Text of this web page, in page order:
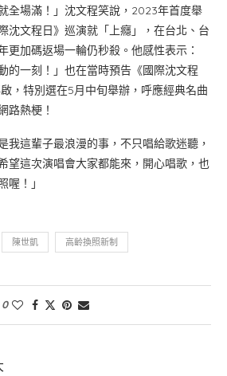
全場滿！」沈文程笑說，2023年首度舉
沈文程日》巡演就「上癮」，在台北、台
更加碼返場一輪仍秒殺。他感性表示：
的一刻！」也在當時預告《國際沈文程
，特別選在5月中旬舉辦，呼應經典名曲
路熱梗！
我這輩子最浪漫的事，不只唱給歌迷聽，
望這次演唱會大家都能來，開心唱歌，也
喔！」
陳世凱 高齡換照新制
0